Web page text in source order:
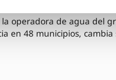
operadora de agua del
en 48 municipios, cambia